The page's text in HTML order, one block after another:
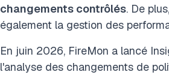
changements contrôlés. De
également la gestion des
En juin 2026, FireMon a lancé
l'analyse des changements de